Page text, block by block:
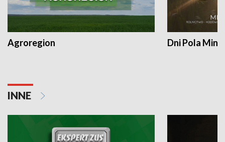
Agroregion Dni Pola
INNE